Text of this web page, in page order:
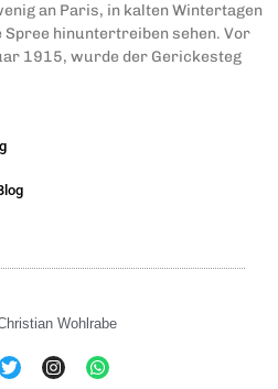
an Paris, in kalten Wintertagen
Spree hinuntertreiben sehen. Vor
1915, wurde der Gerickesteg
Wohlrabe
T
w
I
n
W
h